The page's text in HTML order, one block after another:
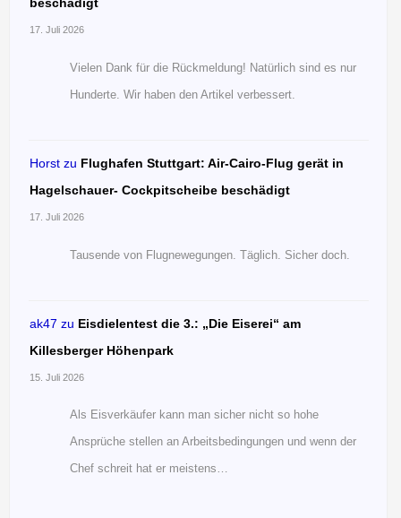
17. Juli 2026
Vielen Dank für die Rückmeldung! Natürlich sind es nur
Hunderte. Wir haben den Artikel verbessert.
Horst zu Flughafen Stuttgart: Air-Cairo-Flug gerät in
Hagelschauer- Cockpitscheibe beschädigt
17. Juli 2026
Tausende von Flugnewegungen. Täglich. Sicher doch.
ak47 zu Eisdielentest die 3.: „Die Eiserei“ am
Killesberger Höhenpark
15. Juli 2026
Als Eisverkäufer kann man sicher nicht so hohe
Ansprüche stellen an Arbeitsbedingungen und wenn der
Chef schreit hat er meistens…